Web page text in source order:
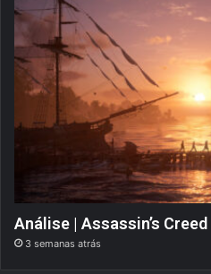
Análise | Assassin’s
3 semanas atrás